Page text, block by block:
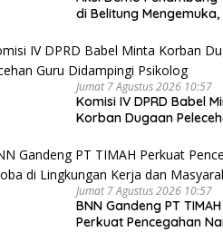
di Belitung
Patijaya Dorong
Segera Terbit
Jumat 7 Agustus 2026 10:57
Komisi IV DPRD Babel
Korban Dugaan
Jumat 7 Agustus 2026 10:57
BNN Gandeng PT TIMAH
Perkuat Pencegahan